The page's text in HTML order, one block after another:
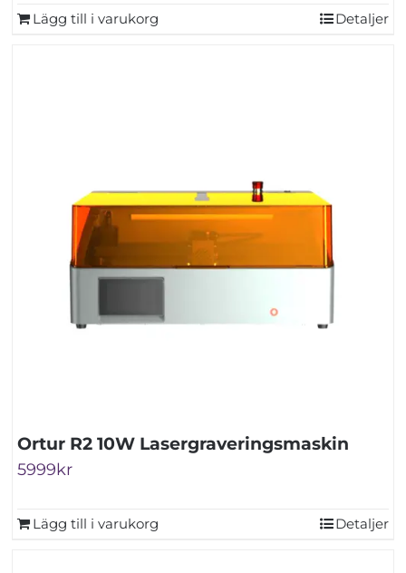
Lägg till i varukorg Detaljer
Ortur R2 10W Lasergraveringsmaskin
5999kr
Lägg till i varukorg Detaljer